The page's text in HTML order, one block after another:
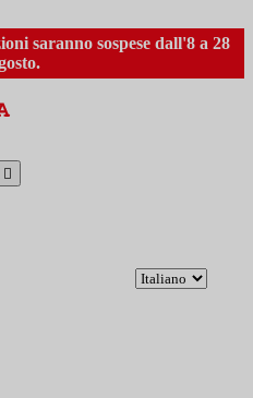
saranno sospese dall'8 a 28
